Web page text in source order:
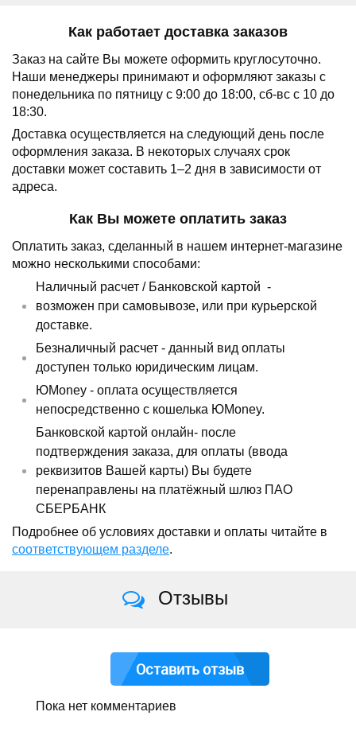
Как работает доставка заказов
Заказ на сайте Вы можете оформить круглосуточно.
Наши менеджеры принимают и оформляют заказы с
понедельника по пятницу с 9:00 до 18:00, сб-вс с 10 до
18:30.
Доставка осуществляется на следующий день после
оформления заказа. В некоторых случаях срок
доставки может составить 1–2 дня в зависимости от
адреса.
Как Вы можете оплатить заказ
Оплатить заказ, сделанный в нашем интернет-магазине
можно несколькими способами:
Наличный расчет / Банковской картой -
возможен при самовывозе, или при курьерской
доставке.
Безналичный расчет - данный вид оплаты
доступен только юридическим лицам.
ЮMoney - оплата осуществляется
непосредственно с кошелька ЮMoney.
Банковской картой онлайн- после
подтверждения заказа, для оплаты (ввода
реквизитов Вашей карты) Вы будете
перенаправлены на платёжный шлюз ПАО
СБЕРБАНК
Подробнее об условиях доставки и оплаты читайте в
соответствующем разделе.
Отзывы
Оставить отзыв
Пока нет комментариев